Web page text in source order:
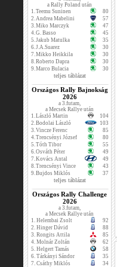
a Rally Poland után
1.Teemu Suninen
80
2.Andrea Mabelini
57
3.Miko Marczyk
47
4.G. Basso
45
5.Jakub Matulka
35
6.J.A.Suarez
30
7.Mikko Heikkila
30
8.Roberto Dapra
30
9.Marco Bulacia 30
teljes táblázat
Országos Rally Bajnokság
2026
a 3.futam,
a Mecsek Rallye után
1.László Martin
104
2.Bodolai László
103
3.Vincze Ferenc
85
4.Trencsényi József
80
5.Tóth Tibor
55
6.Osváth Péter
49
7.Kovács Antal
49
8.Trencsényi Vince
43
9.Bujdos Miklós 37
teljes táblázat
Országos Rally Challenge
2026
a 3.futam,
a Mecsek Rallye után
1. Helembai Zsolt
92
2. Hinger Dávid
88
3. Rongits Attila
85
4. Molnár Zoltán
62
5. Helgert Tamás
58
6. Tárkányi Sándor
35
7. Csáthy Miklós
34